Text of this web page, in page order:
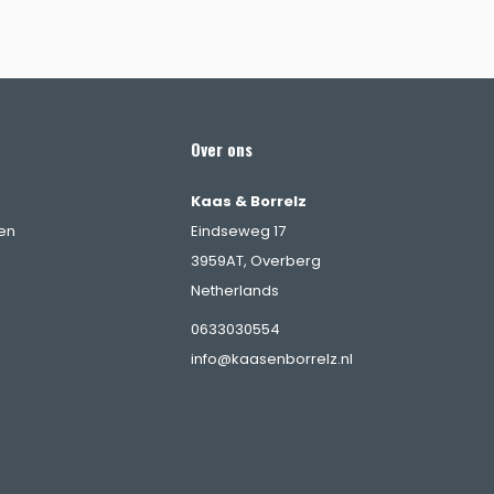
Over ons
Kaas & Borrelz
Eindseweg 17
3959AT, Overberg
Netherlands
0633030554
info@kaasenborrelz.nl